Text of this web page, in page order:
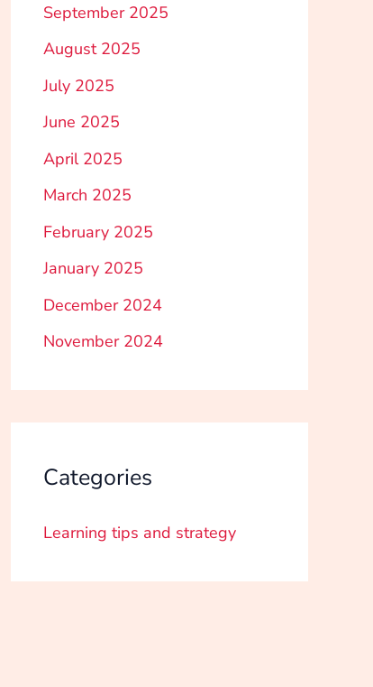
September 2025
August 2025
July 2025
June 2025
April 2025
March 2025
February 2025
January 2025
December 2024
November 2024
Categories
Learning tips and strategy